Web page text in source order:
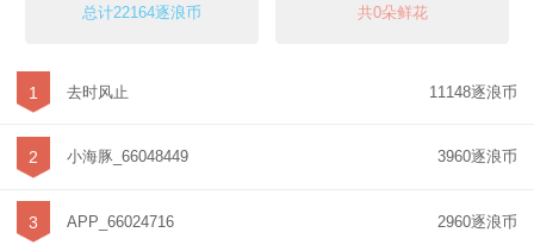
总计22164逐浪币 共0朵鲜花
1 去时风止 11148逐浪币
2 小海豚_66048449 3960逐浪币
3 APP_66024716 2960逐浪币